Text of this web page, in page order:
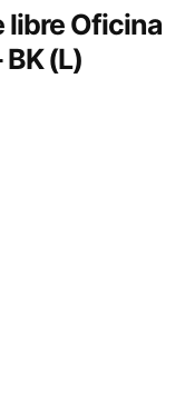
libre Oficina
(L)